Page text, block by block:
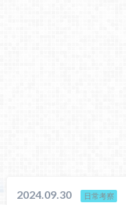
2024.09.30 日常考察